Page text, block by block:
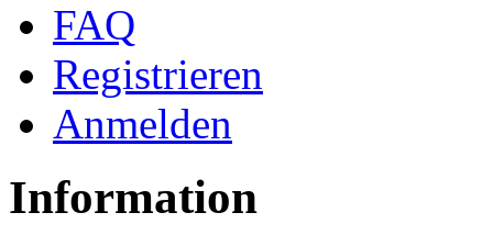
FAQ
Registrieren
Anmelden
Information